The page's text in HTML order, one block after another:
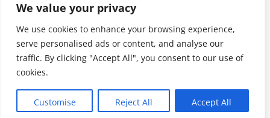
We value your privacy
We use cookies to enhance your browsing experience,
serve personalised ads or content, and analyse our
traffic. By clicking "Accept All", you consent to our use of
cookies.
Customise Reject All Accept All